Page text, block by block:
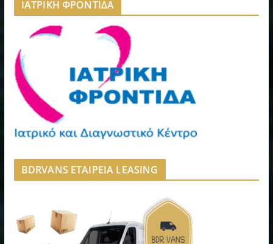
ΙΑΤΡΙΚΗ ΦΡΟΝΤΙΔΑ
BDRVANS ΕΤΑΙΡΕΙΑ LEASING